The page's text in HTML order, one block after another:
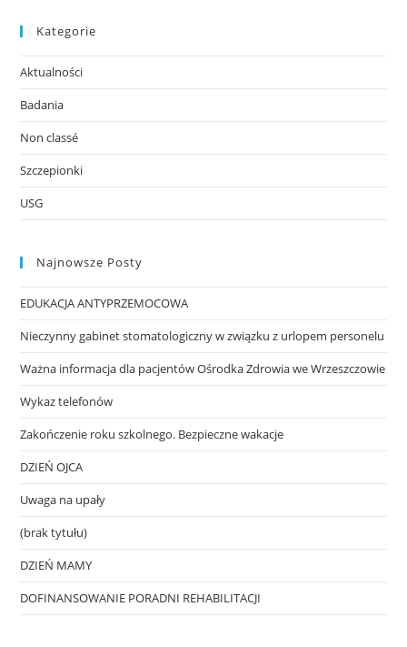
Kategorie
Aktualności
Badania
Non classé
Szczepionki
USG
Najnowsze Posty
EDUKACJA ANTYPRZEMOCOWA
Nieczynny gabinet stomatologiczny w związku z urlopem personelu
Ważna informacja dla pacjentów Ośrodka Zdrowia we Wrzeszczowie
Wykaz telefonów
Zakończenie roku szkolnego. Bezpieczne wakacje
DZIEŃ OJCA
Uwaga na upały
(brak tytułu)
DZIEŃ MAMY
DOFINANSOWANIE PORADNI REHABILITACJI